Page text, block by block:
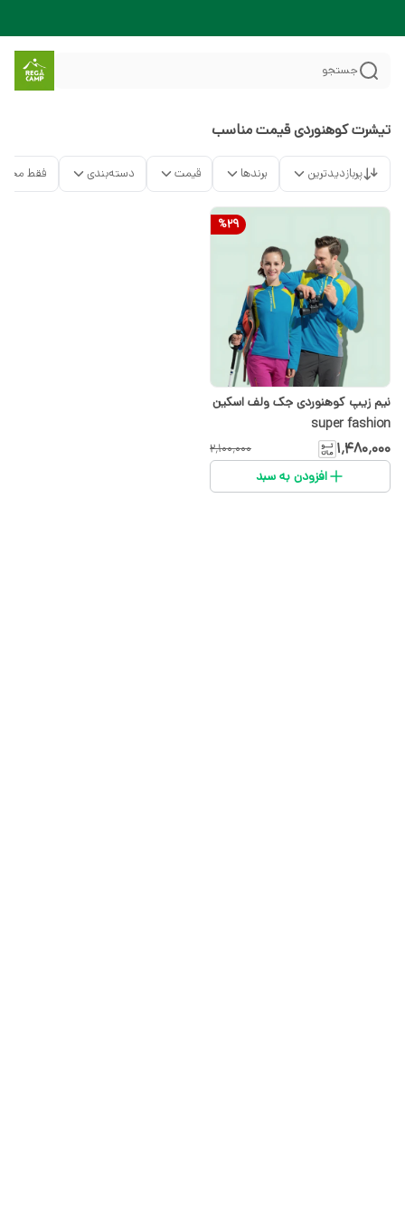
جستجو
تیشرت کوهنوردی قیمت مناسب
پربازدیدترین برندها قیمت دسته‌بندی فقط
%29
نیم زیپ کوهنوردی جک ولف اسکین
super fashion
۱٬۴۸۰٬۰۰۰ ۲٬۱۰۰٬۰۰۰
افزودن به سبد